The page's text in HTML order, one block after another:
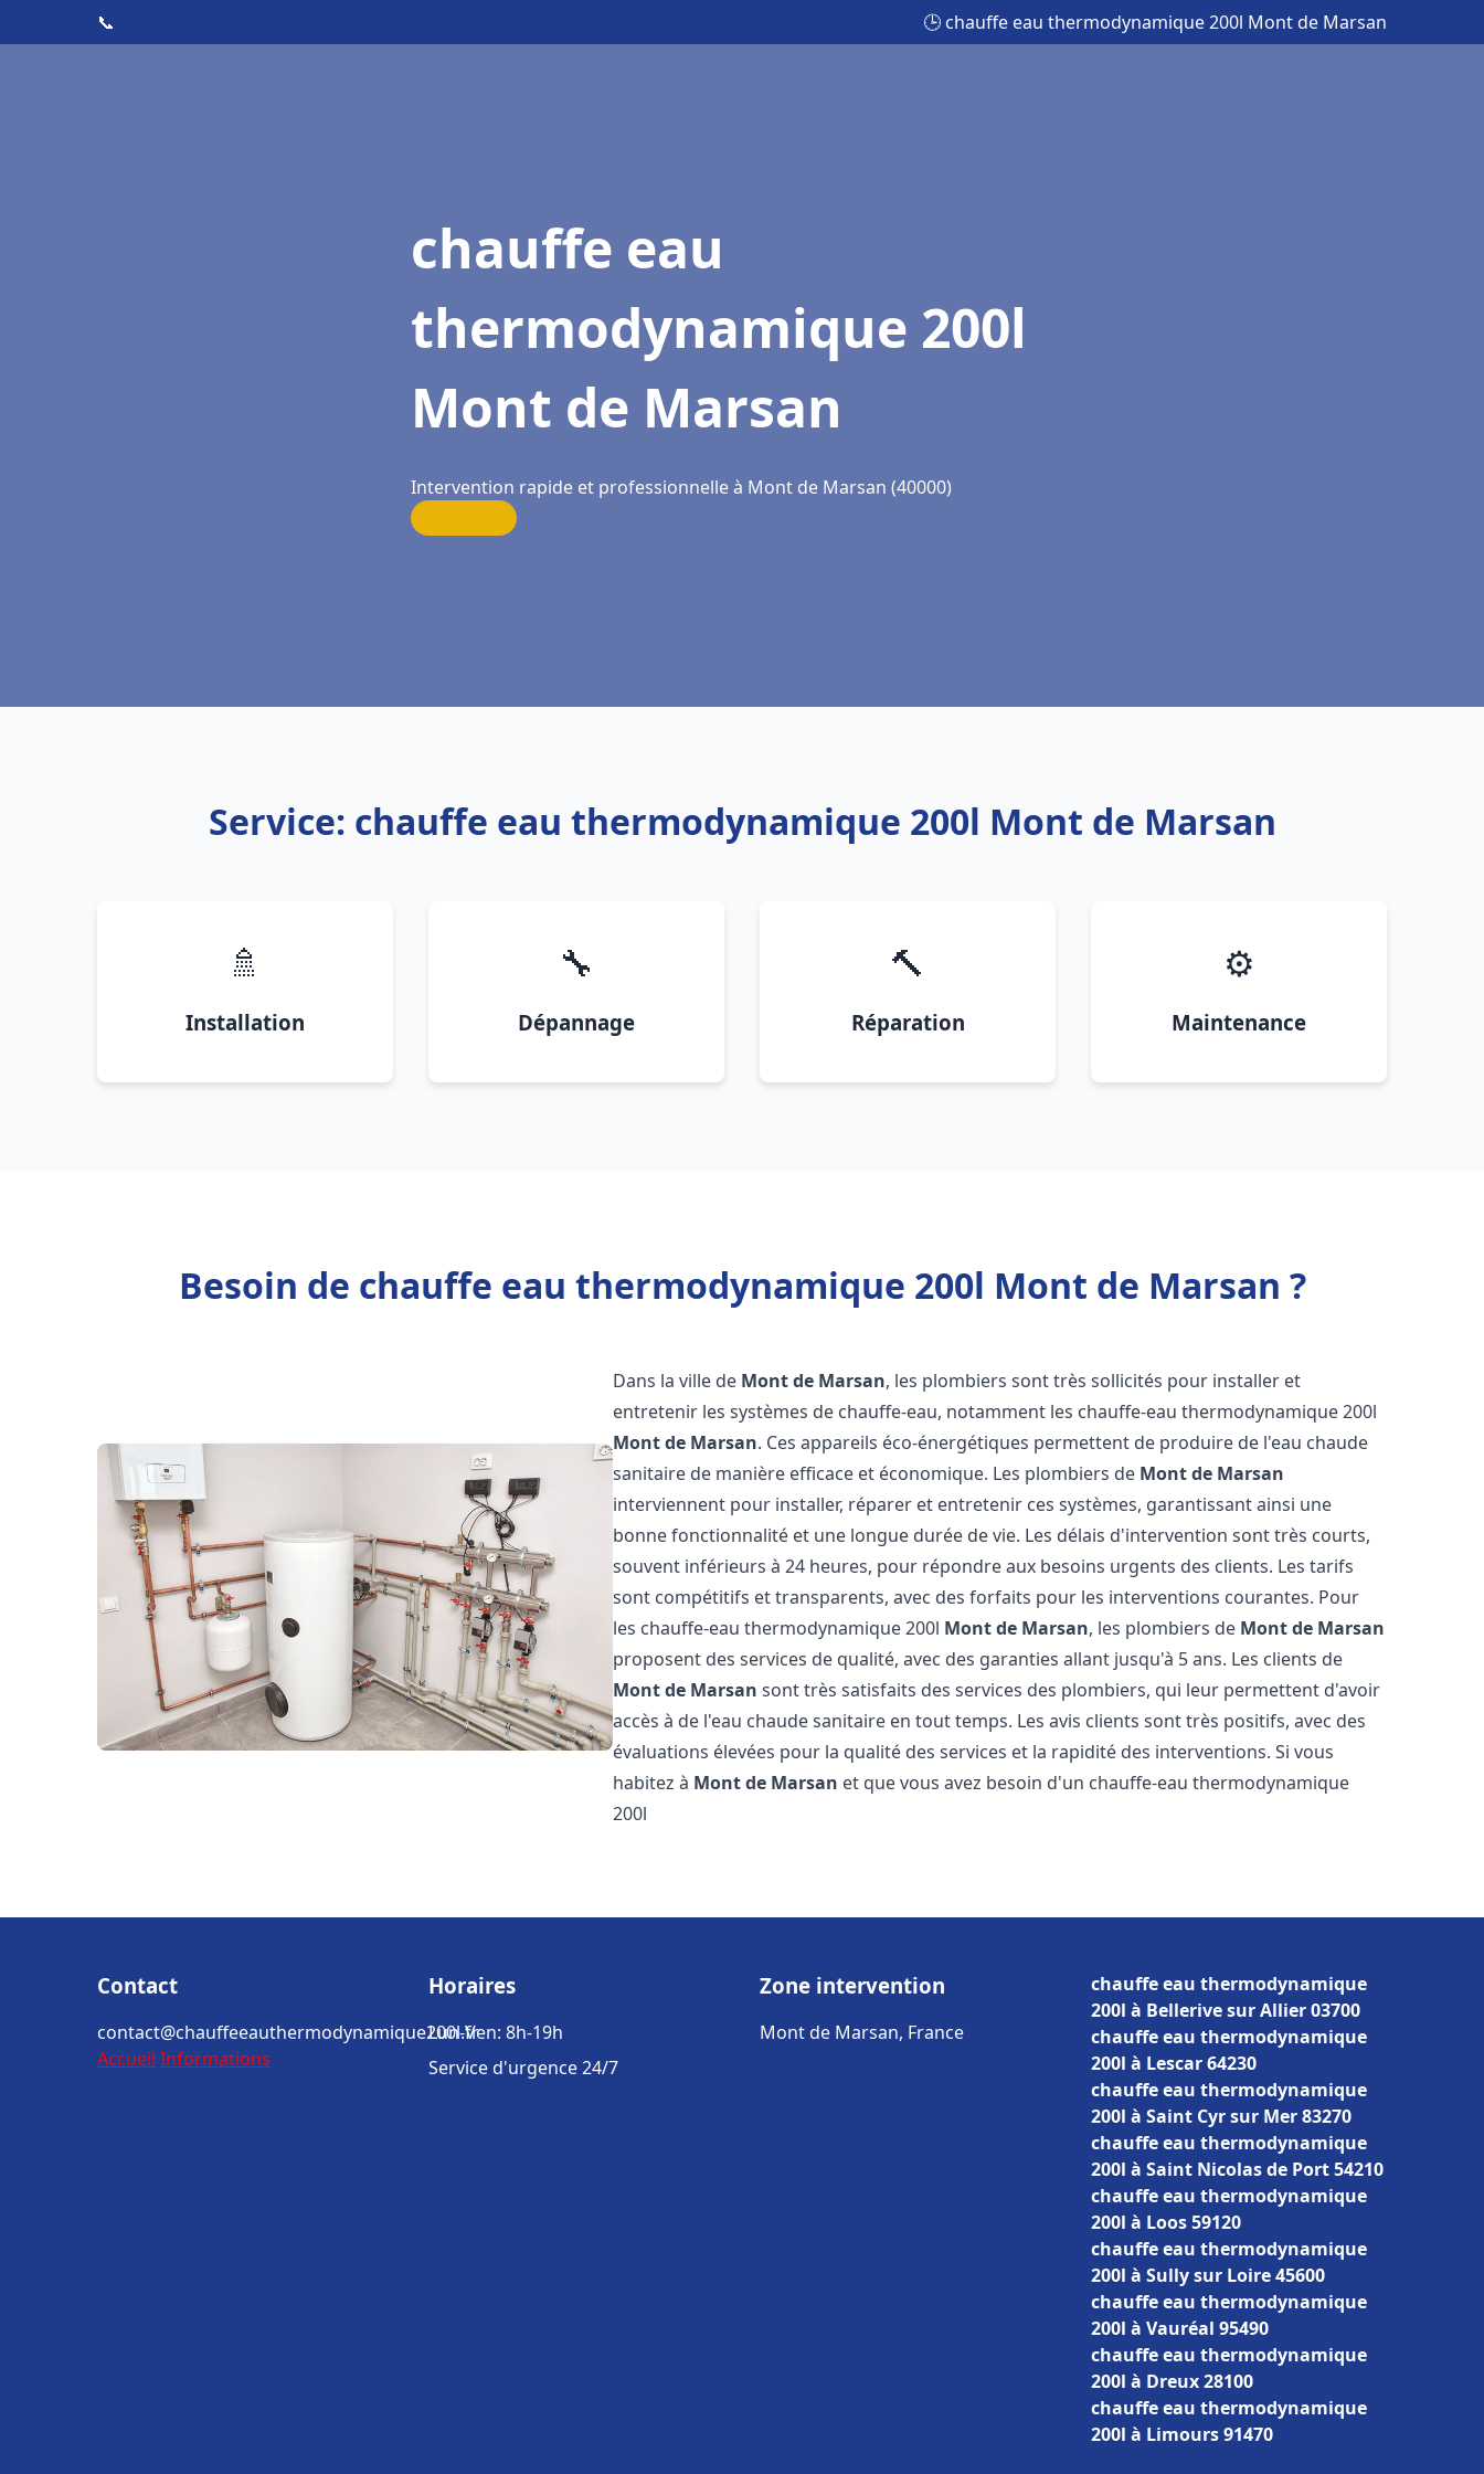
📞 🕒 chauffe eau thermodynamique 200l Mont de Marsan
chauffe eau
thermodynamique 200l
Mont de Marsan
Intervention rapide et professionnelle à Mont de Marsan (40000)
Service: chauffe eau thermodynamique 200l Mont de Marsan
🚿
Installation
🔧
Dépannage
🔨
Réparation
⚙️
Maintenance
Besoin de chauffe eau thermodynamique 200l Mont de Marsan ?
Dans la ville de Mont de Marsan, les plombiers sont très sollicités pour installer et
entretenir les systèmes de chauffe-eau, notamment les chauffe-eau thermodynamique 200l
Mont de Marsan. Ces appareils éco-énergétiques permettent de produire de l'eau chaude
sanitaire de manière efficace et économique. Les plombiers de Mont de Marsan
interviennent pour installer, réparer et entretenir ces systèmes, garantissant ainsi une
bonne fonctionnalité et une longue durée de vie. Les délais d'intervention sont très courts,
souvent inférieurs à 24 heures, pour répondre aux besoins urgents des clients. Les tarifs
sont compétitifs et transparents, avec des forfaits pour les interventions courantes. Pour
les chauffe-eau thermodynamique 200l Mont de Marsan, les plombiers de Mont de Marsan
proposent des services de qualité, avec des garanties allant jusqu'à 5 ans. Les clients de
Mont de Marsan sont très satisfaits des services des plombiers, qui leur permettent d'avoir
accès à de l'eau chaude sanitaire en tout temps. Les avis clients sont très positifs, avec des
évaluations élevées pour la qualité des services et la rapidité des interventions. Si vous
habitez à Mont de Marsan et que vous avez besoin d'un chauffe-eau thermodynamique
200l
Contact
contact@chauffeeauthermodynamique200l.fr
Accueil Informations
Horaires
Lun-Ven: 8h-19h
Service d'urgence 24/7
Zone intervention
Mont de Marsan, France
chauffe eau thermodynamique
200l à Bellerive sur Allier 03700
chauffe eau thermodynamique
200l à Lescar 64230
chauffe eau thermodynamique
200l à Saint Cyr sur Mer 83270
chauffe eau thermodynamique
200l à Saint Nicolas de Port 54210
chauffe eau thermodynamique
200l à Loos 59120
chauffe eau thermodynamique
200l à Sully sur Loire 45600
chauffe eau thermodynamique
200l à Vauréal 95490
chauffe eau thermodynamique
200l à Dreux 28100
chauffe eau thermodynamique
200l à Limours 91470